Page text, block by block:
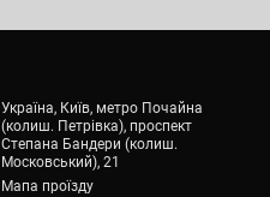
Україна, Київ, метро Почайна
(колиш. Петрівка), проспект
Степана Бандери (колиш.
Московський), 21
Мапа проїзду